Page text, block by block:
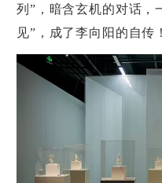
列”，暗含玄机的对话
见”，成了李向阳的自传！